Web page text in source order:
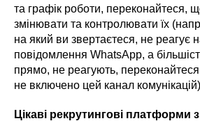
та графік роботи, переконайтеся,
змінювати та контролювати їх
на який ви звертаєтеся, не реагує
повідомлення WhatsApp, а
прямо, не реагують,
не включено цей канал
Цікаві рекрутингові платформи